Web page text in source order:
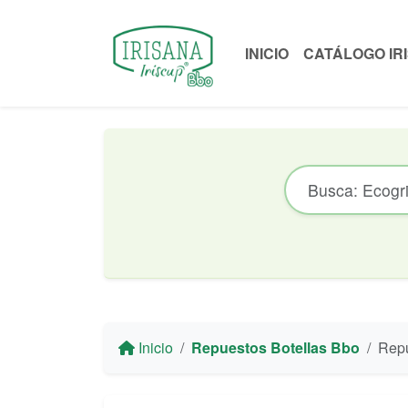
INICIO CATÁLOGO
Inicio Repuestos Botellas Bbo